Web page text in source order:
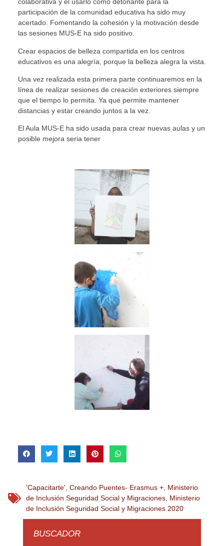
participación de la comunidad educativa ha sido muy
acertado. Fomentando la cohesión y la motivación desde
las sesiones MUS-E ha sido positivo.
Crear espacios de belleza compartida en los centros
educativos es una alegría, porque la belleza alegra la vista.
Una vez realizada esta primera parte continuaremos en la
línea de realizar sesiones de creación exteriores siempre
que el tiempo lo permita. Ya que permite mantener
distancias y estar creando juntos a la vez.
El Aula MUS-E ha sido usada para crear nuevas aulas y un
posible mejora seria tener
'Capacitarte' Creando Puentes- Erasmus +, Ministerio
de Inclusión Seguridad Social y Migraciones, Ministerio
de Inclusión Seguridad Social y Migraciones 2020
BUSCADOR